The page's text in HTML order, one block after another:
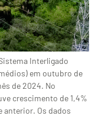
Interligado
em outubro de
de 2024. No
crescimento de 1,4%
anterior. Os dados